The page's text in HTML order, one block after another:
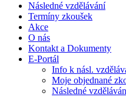
Následné vzdělávání
Termíny zkoušek
Akce
O nás
Kontakt a Dokumenty
E-Portál
Info k násl.
Moje objednané
Následné